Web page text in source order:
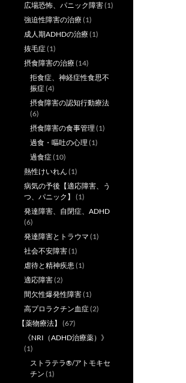
広場恐怖、パニック障害(1)
強迫性障害の治療(1)
成人期ADHDの治療(1)
抜毛症(1)
摂食障害の治療(14)
拒食症、神経症性食思不
振症(4)
摂食障害の認知行動療法
(6)
摂食障害の食事管理 (1)
過食・嘔吐の心理 (1)
過食症(10)
熱性けいれん (1)
病気の予後【適応障害、う
つ、パニック】
(1)
発達障害、自閉症、ADHD
(6)
発達障害とトラウマ (1)
社会不安障害(1)
虐待と精神疾患 (1)
適応障害(2)
間欠性爆発性障害(1)
高プロラクチン血症(2)
【薬物療法】
(67)
《NRI（ADHD治療薬）》
(1)
ストラテラ®/アトモキセ
チン (1)